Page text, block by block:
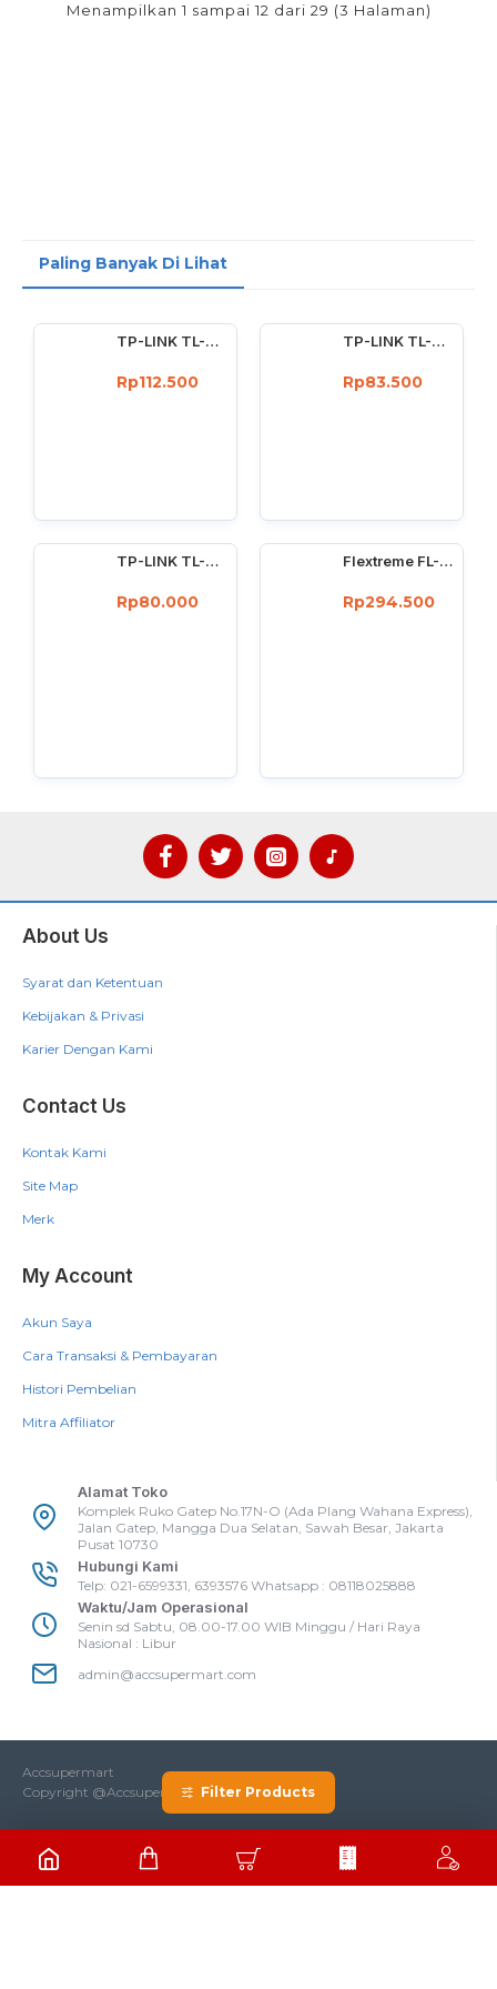
Menampilkan 1 sampai 12 dari 29 (3 Halaman)
Paling Banyak Di Lihat
TP-LINK TL-WN722N Wireless USB Adapter 150 Mbps High Gain 4dBi
Rp112.500
TP-LINK TL-WN727N 150Mbps Wireless USB Adapter 150 Mbps
Rp83.500
TP-LINK TL-WN725N : 150Mbps wireless N Nano USB adapter
Rp80.000
Flextreme FL-8110GMA-11-5-AS Media Converter Dual Core Gigabit Multimode 550 Meter
Rp294.500
About Us
Syarat dan Ketentuan
Kebijakan & Privasi
Karier Dengan Kami
Contact Us
Kontak Kami
Site Map
Merk
My Account
Akun Saya
Cara Transaksi & Pembayaran
Histori Pembelian
Mitra Affiliator
Alamat Toko
Komplek Ruko Gatep No.17N-O (Ada Plang Wahana Express),
Jalan Gatep, Mangga Dua Selatan, Sawah Besar, Jakarta
Pusat 10730
Hubungi Kami
Telp: 021-6599331, 6393576 Whatsapp : 08118025888
Waktu/Jam Operasional
Senin sd Sabtu, 08.00-17.00 WIB Minggu / Hari Raya
Nasional : Libur
admin@accsupermart.com
Accsupermart
Copyright @Accsupermart Filter Products